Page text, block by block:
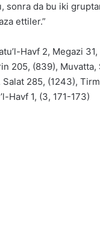
sonra da bu iki
ettiler.”
Havf 2, Megazi
205, (839), Muvatta,
Salat 285, (1243),
Havf 1, (3, 171-173)